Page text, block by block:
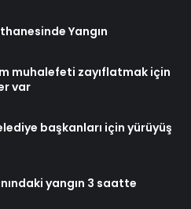
Yangın
muhalefeti zayıflatmak için
var
başkanları için yürüyüş
yangın 3 saatte